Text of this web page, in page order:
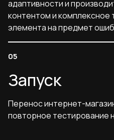
адаптивности и
контентом и комплексное
элемента на предмет
Запуск
Перенос интернет-
повторное тестирование